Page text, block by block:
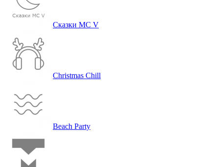
Сказ­ки MC V
Christmas Chill
Beach Party